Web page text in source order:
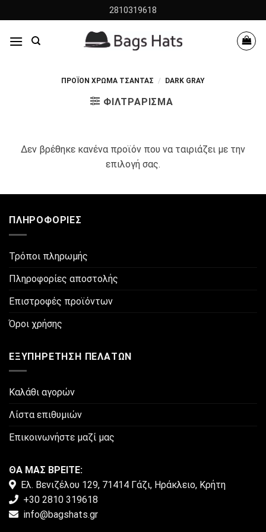
to
content
2810319618
ΠΡΟΪΌΝ ΧΡΩΜΑ ΤΣΆΝΤΑΣ / DARK GRAY
ΦΙΛΤΡΆΡΙΣΜΑ
Δεν βρέθηκε κανένα προϊόν που να ταιριάζει με την
επιλογή σας.
ΠΛΗΡΟΦΟΡΊΕΣ
Τρόποι πληρωμής
Πληροφορίες αποστολής
Επιστροφές προϊόντων
Όροι χρήσης
ΕΞΥΠΗΡΈΤΗΣΗ ΠΕΛΑΤΏΝ
Καλάθι αγορών
Λίστα επιθυμιών
Επικοινωνήστε μαζί μας
ΘΑ ΜΑΣ ΒΡΕΙΤΕ:
Ελ. Βενιζέλου 129, 71414 Γάζι, Ηράκλειο, Κρήτη
+30 2810 319618
info@bagshats.gr